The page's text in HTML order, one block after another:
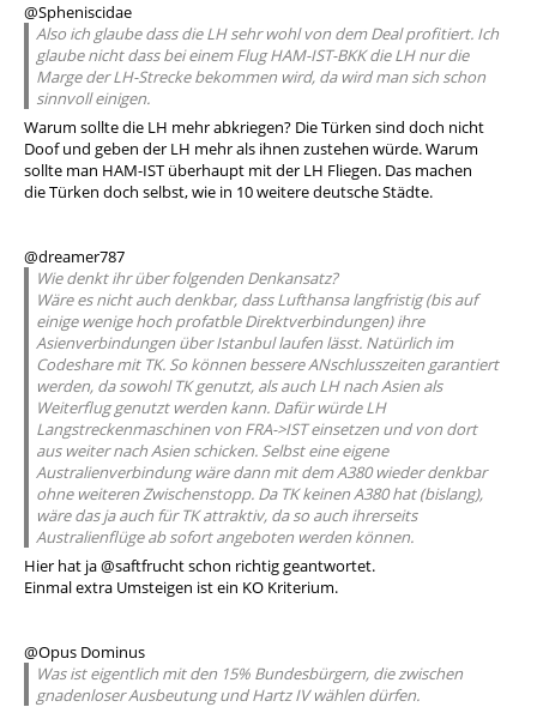
@Spheniscidae
Also ich glaube dass die LH sehr wohl von dem Deal profitiert. Ich
glaube nicht dass bei einem Flug HAM-IST-BKK die LH nur die
Marge der LH-Strecke bekommen wird, da wird man sich schon
sinnvoll einigen.
Warum sollte die LH mehr abkriegen? Die Türken sind doch nicht
Doof und geben der LH mehr als ihnen zustehen würde. Warum
sollte man HAM-IST überhaupt mit der LH Fliegen. Das machen
die Türken doch selbst, wie in 10 weitere deutsche Städte.
@dreamer787
Wie denkt ihr über folgenden Denkansatz?
Wäre es nicht auch denkbar, dass Lufthansa langfristig (bis auf
einige wenige hoch profatble Direktverbindungen) ihre
Asienverbindungen über Istanbul laufen lässt. Natürlich im
Codeshare mit TK. So können bessere ANschlusszeiten garantiert
werden, da sowohl TK genutzt, als auch LH nach Asien als
Weiterflug genutzt werden kann. Dafür würde LH
Langstreckenmaschinen von FRA->IST einsetzen und von dort
aus weiter nach Asien schicken. Selbst eine eigene
Australienverbindung wäre dann mit dem A380 wieder denkbar
ohne weiteren Zwischenstopp. Da TK keinen A380 hat (bislang),
wäre das ja auch für TK attraktiv, da so auch ihrerseits
Australienflüge ab sofort angeboten werden können.
Hier hat ja @saftfrucht schon richtig geantwortet.
Einmal extra Umsteigen ist ein KO Kriterium.
@Opus Dominus
Was ist eigentlich mit den 15% Bundesbürgern, die zwischen
gnadenloser Ausbeutung und Hartz IV wählen dürfen.